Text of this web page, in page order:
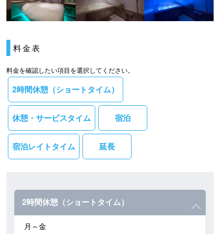
料金表
料金を確認したい項目を選択してください。
2時間休憩（ショートタイム）
休憩・サービスタイム 宿泊
宿泊レイトタイム 延長
2時間休憩（ショートタイム）
月～金